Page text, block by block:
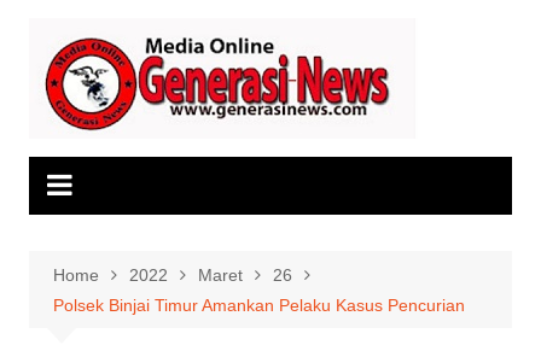
content
Home 2022 Maret
26
Polsek Binjai Timur Amankan Pelaku Kasus Pencurian